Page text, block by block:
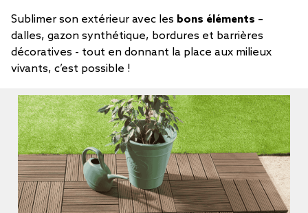
Sublimer son extérieur avec les bons éléments –
dalles, gazon synthétique, bordures et barrières
décoratives - tout en donnant la place aux milieux
vivants, c’est possible !